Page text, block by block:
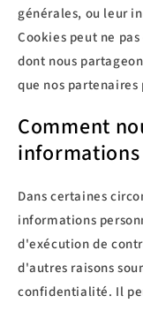
générales, ou leur
Cookies peut ne
dont nous
que nos
Comment
Dans certaines
informations
d'exécution de
d'autres raisons
confidentialité. Il